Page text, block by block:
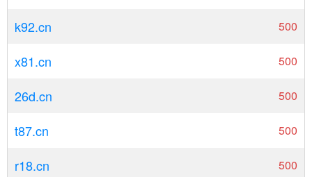
k92.cn 500
x81.cn 500
26d.cn 500
t87.cn 500
r18.cn 500